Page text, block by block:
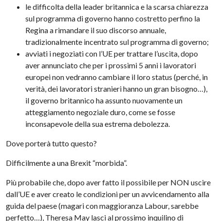
le difficolta della leader britannica e la scarsa chiarezza
sul programma di governo hanno costretto perfino la
Regina a rimandare il suo discorso annuale,
tradizionalmente incentrato sul programma di governo;
avviati i negoziati con l’UE per trattare l’uscita, dopo
aver annunciato che per i prossimi 5 anni i lavoratori
europei non vedranno cambiare il loro status (perché, in
verità, dei lavoratori stranieri hanno un gran bisogno…),
il governo britannico ha assunto nuovamente un
atteggiamento negoziale duro, come se fosse
inconsapevole della sua estrema debolezza.
Dove porterà tutto questo?
Difficilmente a una Brexit “morbida”.
Più probabile che, dopo aver fatto il possibile per NON uscire
dall’UE e aver creato le condizioni per un avvicendamento alla
guida del paese (magari con maggioranza Labour, sarebbe
perfetto…), Theresa May lasci al prossimo inquilino di